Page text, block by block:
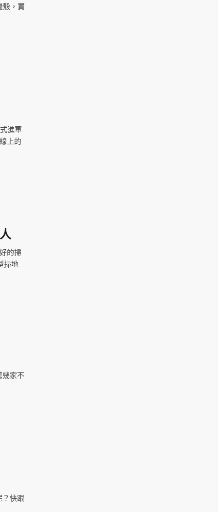
殼，買
進軍
上的
的掃
掃地
幾家不
？快跟